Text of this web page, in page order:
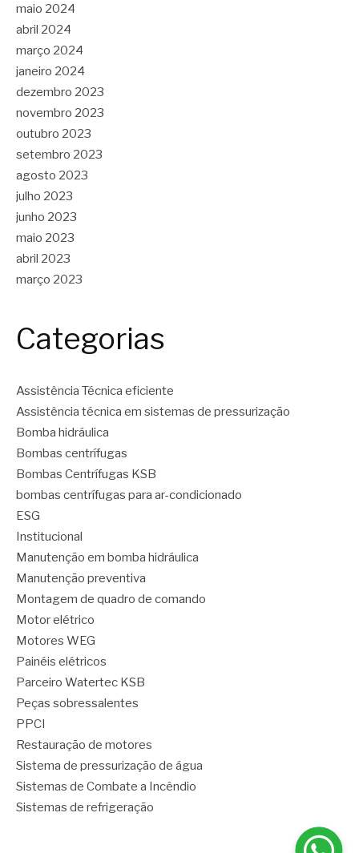
maio 2024
abril 2024
março 2024
janeiro 2024
dezembro 2023
novembro 2023
outubro 2023
setembro 2023
agosto 2023
julho 2023
junho 2023
maio 2023
abril 2023
março 2023
Categorias
Assistência Técnica eficiente
Assistência técnica em sistemas de pressurização
Bomba hidráulica
Bombas centrífugas
Bombas Centrífugas KSB
bombas centrífugas para ar-condicionado
ESG
Institucional
Manutenção em bomba hidráulica
Manutenção preventiva
Montagem de quadro de comando
Motor elétrico
Motores WEG
Painéis elétricos
Parceiro Watertec KSB
Peças sobressalentes
PPCI
Restauração de motores
Sistema de pressurização de água
Sistemas de Combate a Incêndio
Sistemas de refrigeração